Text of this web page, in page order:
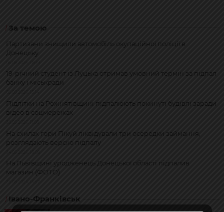
За темою
Партизани знищили автомобіль окупаційної поліції в
Донецьку
19-річний студент із Луцька отримав умовний термін за підпал
банку і міськради
Підлітки на Рожнятівщині підпалюють покинуті будівлі заради
відео в соцмережах
На схилах гори Пікуй ліквідували три осередки займання,
розглядають версію підпалу
На Львівщині уродженець Донецької області підпалив
магазин (ФОТО)
Івано-Франківськ